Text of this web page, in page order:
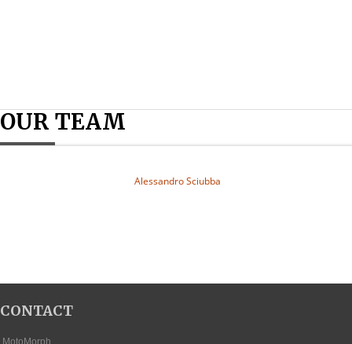
OUR TEAM
Alessandro Sciubba
CONTACT
MotoMorph